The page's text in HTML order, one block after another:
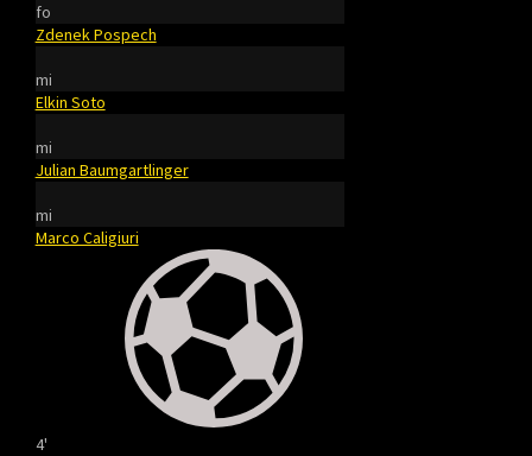
fo
Zdenek Pospech
mi
Elkin Soto
mi
Julian Baumgartlinger
mi
Marco Caligiuri
4'